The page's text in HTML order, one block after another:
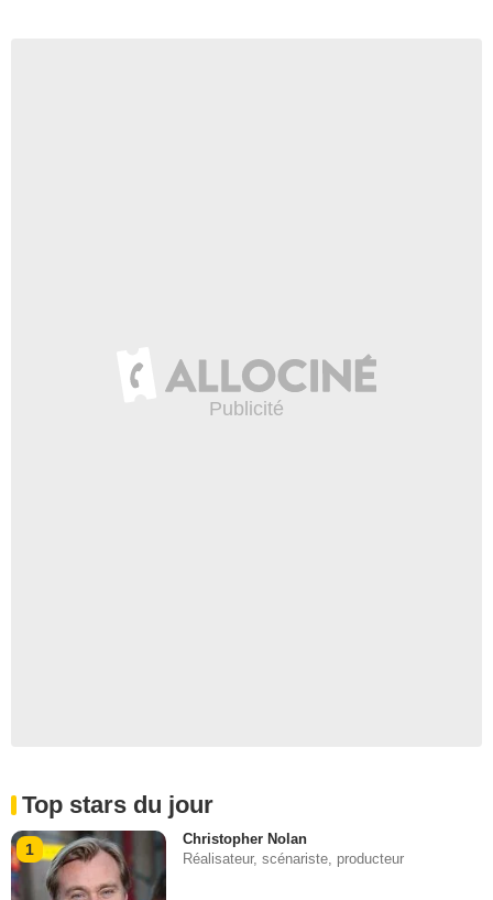
Top stars du jour
1
Christopher Nolan
Réalisateur, scénariste, producteur